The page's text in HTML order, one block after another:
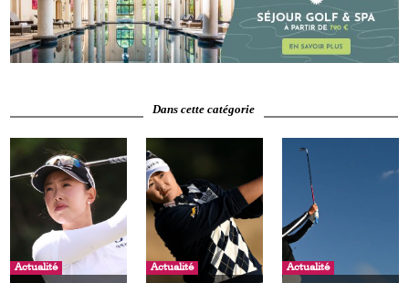
Dans cette catégorie
Actualité Actualité Actualité